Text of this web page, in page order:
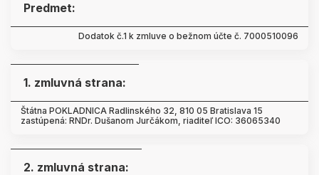
Predmet:
Dodatok č.1 k zmluve o bežnom účte č. 7000510096
1. zmluvná strana:
Štátna POKLADNICA Radlinského 32, 810 05 Bratislava 15
zastúpená: RNDr. Dušanom Jurčákom, riaditeľ ICO: 36065340
2. zmluvná strana: